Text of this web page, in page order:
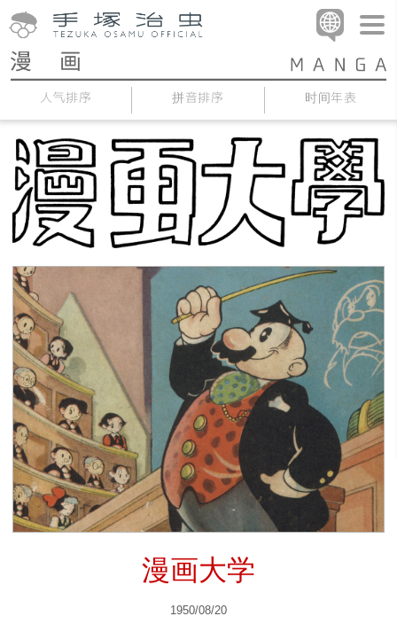
人气排序 拼音排序 时间年表
漫画大学
1950/08/20